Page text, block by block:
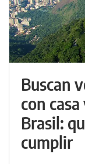
Buscan
con
Brasil:
cumplir